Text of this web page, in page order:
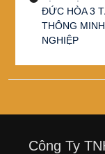
ĐỨC HÒA 3
THÔNG
NGHIỆP
Công Ty